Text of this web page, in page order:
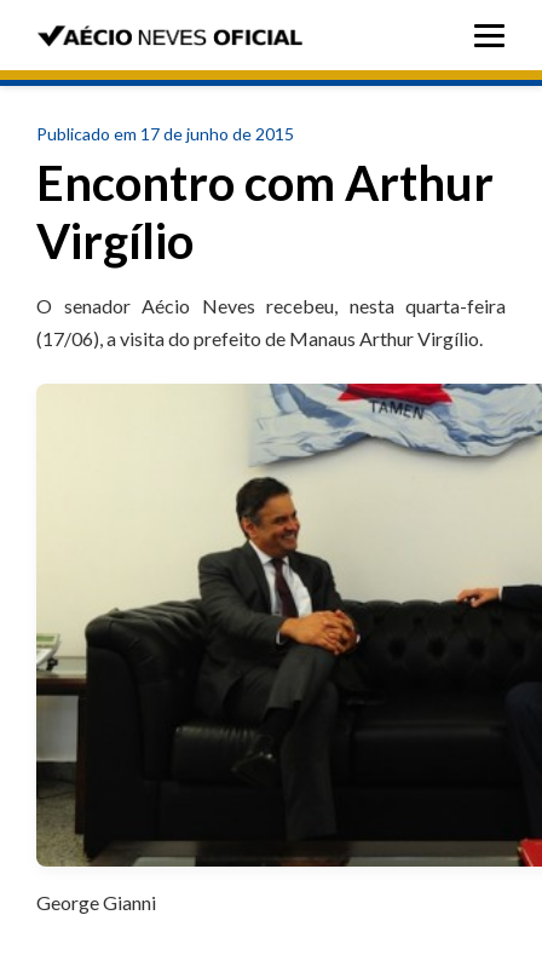
Publicado em 17 de junho de 2015
Encontro com Arthur
Virgílio
O senador Aécio Neves recebeu, nesta quarta-feira
(17/06), a visita do prefeito de Manaus Arthur Virgílio.
George Gianni